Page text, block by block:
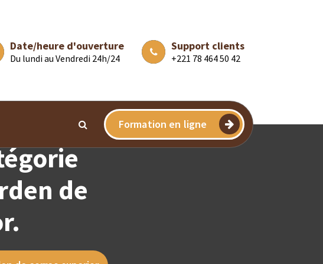
Date/heure d'ouverture
Du lundi au Vendredi 24h/24
Support clients
+221 78 464 50 42
Formation en ligne
de